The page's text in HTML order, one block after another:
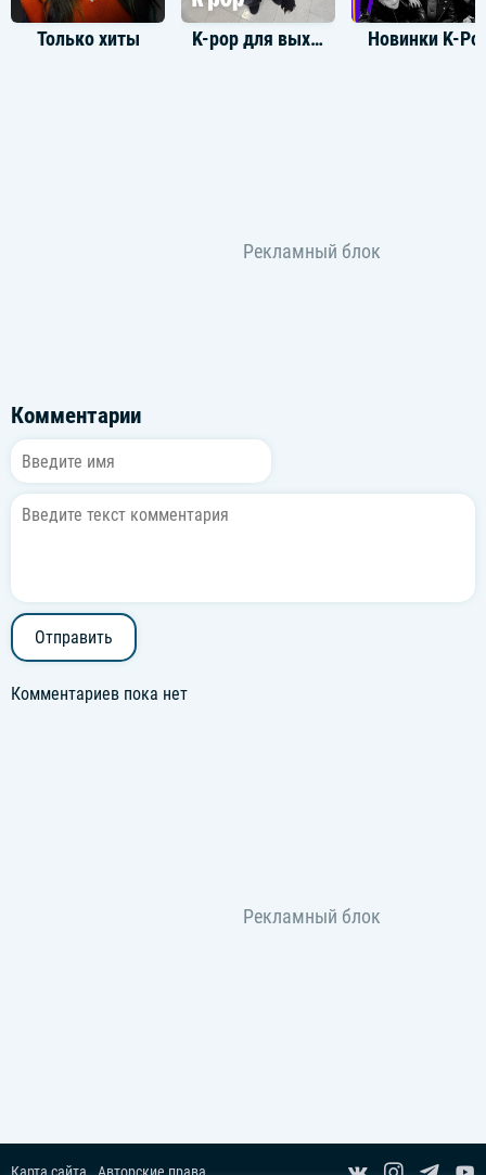
Только хиты K-pop для выходных Новинки K-
Комментарии
Отправить
Комментариев пока нет